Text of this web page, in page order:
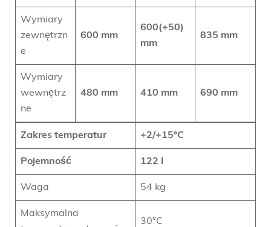
Wymiary
zewnętrzn
e
600 mm
600(+50)
mm
835 mm
Wymiary
wewnętrz
ne
480 mm 410 mm 690 mm
Zakres temperatur +2/+15°C
Pojemność 122 l
Waga 54 kg
Maksymalna
30°C